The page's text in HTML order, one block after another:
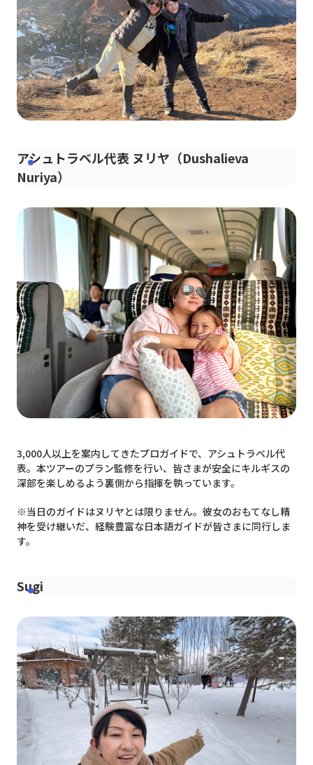
アシュトラベル代表 ヌリヤ（Dushalieva
Nuriya）
3,000人以上を案内してきたプロガイドで、アシュトラベル代
表。本ツアーのプラン監修を行い、皆さまが安全にキルギスの
深部を楽しめるよう裏側から指揮を執っています。
※当日のガイドはヌリヤとは限りません。彼女のおもてなし精
神を受け継いだ、経験豊富な日本語ガイドが皆さまに同行しま
す。
Sugi